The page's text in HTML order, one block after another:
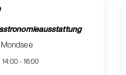
14:00 - 16:00